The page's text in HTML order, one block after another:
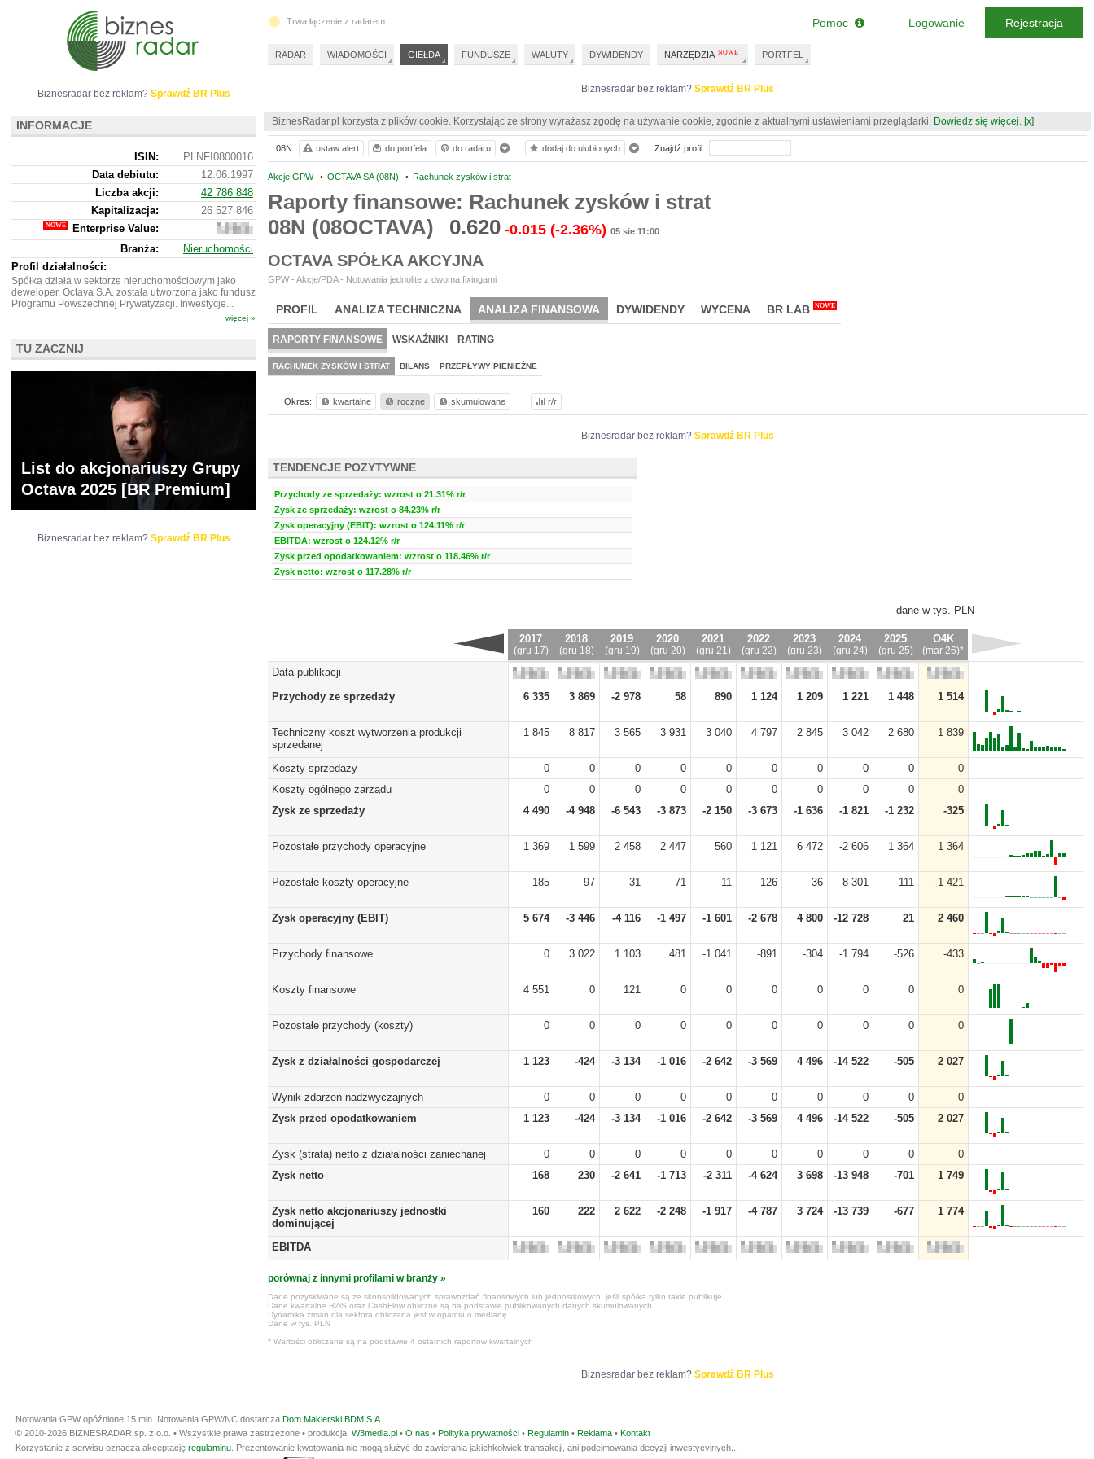
Biznesradar bez reklam? Sprawdź BR Plus
BiznesRadar.pl korzysta z plików cookie. Korzystając ze strony wyrażasz zgodę na używanie cookie, zgodnie z aktualnymi ustawieniami przeglądarki. Dowiedz się więcej. [x]
Akcje GPW • OCTAVA SA (08N) • Rachunek zysków i strat
Raporty finansowe: Rachunek zysków i strat
08N (08OCTAVA)
0.620 -0.015 (-2.36%) 05 sie 11:00
OCTAVA SPÓŁKA AKCYJNA
GPW - Akcje/PDA - Notowania jednolite z dwoma fixingami
PROFIL ANALIZA TECHNICZNA ANALIZA FINANSOWA DYWIDENDY WYCENA BR LAB NOWE
RAPORTY FINANSOWE WSKAŹNIKI RATING
RACHUNEK ZYSKÓW I STRAT BILANS PRZEPŁYWY PIENIĘŻNE
Okres: kwartalne roczne skumulowane r/r
Biznesradar bez reklam? Sprawdź BR Plus
TENDENCJE POZYTYWNE
Przychody ze sprzedaży: wzrost o 21.31% r/r
Zysk ze sprzedaży: wzrost o 84.23% r/r
Zysk operacyjny (EBIT): wzrost o 124.11% r/r
EBITDA: wzrost o 124.12% r/r
Zysk przed opodatkowaniem: wzrost o 118.46% r/r
Zysk netto: wzrost o 117.28% r/r
dane w tys. PLN
2017
(gru 17)
2018
(gru 18)
2019
(gru 19)
2020
(gru 20)
2021
(gru 21)
2022
(gru 22)
2023
(gru 23)
2024
(gru 24)
2025
(gru 25)
O4K
(mar 26)*
Data publikacji
Przychody ze sprzedaży
6 335 3 869 -2 978 58 890 1 124 1 209 1 221 1 448 1 514
Techniczny koszt wytworzenia produkcji
sprzedanej
1 845 8 817 3 565 3 931 3 040 4 797 2 845 3 042 2 680 1 839
Koszty sprzedaży 0 0 0 0 0 0 0 0 0
0
Koszty ogólnego zarządu
0 0 0 0 0 0 0 0 0
0
Zysk ze sprzedaży
4 490 -4 948 -6 543 -3 873 -2 150 -3 673 -1 636 -1 821 -1 232 -325
Pozostałe przychody operacyjne 1 369 1 599 2 458 2 447 560 1 121 6 472 -2 606 1 364 1 364
Pozostałe koszty operacyjne 185 97 31 71 11 126 36 8 301 111 -1 421
Zysk operacyjny (EBIT) 5 674 -3 446 -4 116 -1 497 -1 601 -2 678 4 800 -12 728 21 2 460
Przychody finansowe 0 3 022 1 103 481 -1 041 -891 -304 -1 794 -526 -433
Koszty finansowe 4 551 0 121 0 0 0 0 0 0 0
Pozostałe przychody (koszty) 0 0 0 0 0 0 0 0 0 0
Zysk z działalności gospodarczej 1 123 -424 -3 134 -1 016 -2 642 -3 569 4 496 -14 522 -505 2 027
Wynik zdarzeń nadzwyczajnych 0 0 0 0 0 0 0 0 0
0
Zysk przed opodatkowaniem
1 123 -424 -3 134 -1 016 -2 642 -3 569 4 496 -14 522 -505 2 027
Zysk (strata) netto z działalności zaniechanej 0 0 0 0 0 0 0 0 0
0
Zysk netto
168 230 -2 641 -1 713 -2 311 -4 624 3 698 -13 948 -701 1 749
Zysk netto akcjonariuszy jednostki
dominującej
160 222 2 622 -2 248 -1 917 -4 787 3 724 -13 739 -677 1 774
EBITDA
porównaj z innymi profilami w branży »
Dane pozyskiwane są ze skonsolidowanych sprawozdań finansowych lub jednostkowych, jeśli spółka tylko takie publikuje.
Dane kwartalne RZiS oraz CashFlow obliczne są na podstawie publikowanych danych skumulowanych.
Dynamika zmian dla sektora obliczana jest w oparciu o medianę.
Dane w tys. PLN
* Wartości obliczane są na podstawie 4 ostatnich raportów kwartalnych
Biznesradar bez reklam? Sprawdź BR Plus
08N: ustaw alert do portfela do radaru dodaj do ulubionych Znajdź profil:
Biznesradar bez reklam? Sprawdź BR Plus
INFORMACJE
ISIN:
PLNFI0800016
Data debiutu:
12.06.1997
Liczba akcji:
42 786 848
Kapitalizacja:
26 527 846
Enterprise Value:
34
187
846
Branża:
Nieruchomości
Profil działalności:
Spółka działa w sektorze nieruchomościowym jako
deweloper. Octava S.A. została utworzona jako fundusz
Programu Powszechnej Prywatyzacji. Inwestycje...
więcej »
TU ZACZNIJ
List do akcjonariuszy Grupy
Octava 2025 [BR Premium]
Biznesradar bez reklam? Sprawdź BR Plus
Trwa łączenie z radarem
RADAR WIADOMOŚCI GIEŁDA FUNDUSZE WALUTY DYWIDENDY NARZĘDZIA PORTFEL
Pomoc Logowanie Rejestracja
Notowania GPW opóźnione 15 min. Notowania GPW/NC dostarcza Dom Maklerski BDM S.A.
© 2010-2026 BIZNESRADAR sp. z o.o. • Wszystkie prawa zastrzeżone • produkcja: W3media.pl • O nas • Polityka prywatności • Regulamin • Reklama • Kontakt
Korzystanie z serwisu oznacza akceptację regulaminu . Prezentowanie kwotowania nie mogą służyć do zawierania jakichkolwiek transakcji, ani podejmowania decyzji inwestycyjnych...